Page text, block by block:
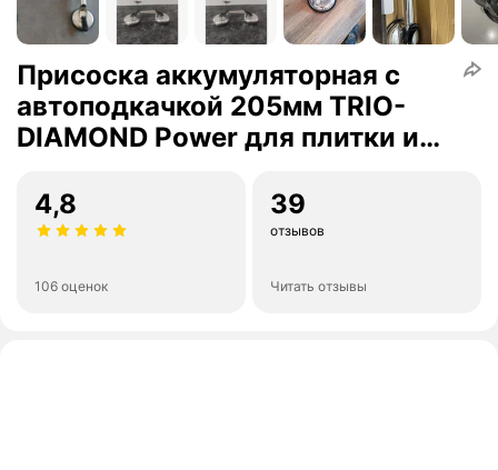
Присоска аккумуляторная с
автоподкачкой 205мм TRIO-
DIAMOND Power для плитки и
4,8
106 оценок
39
отзывов
Читать отзывы